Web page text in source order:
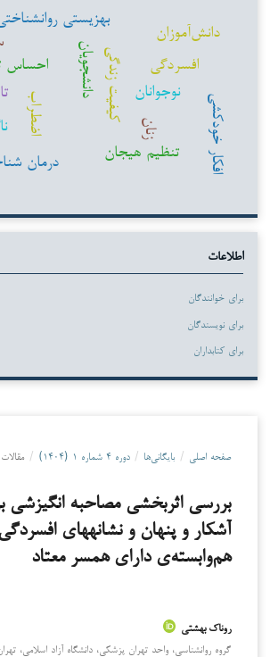
اضطراب
دانشجویانکیفیت زندگی نوجوانان
افسردگی
بهزیستی
دانش‌آموزان
زنان
تنظیم هیجان
درمان
احساس
افکار خودکشی
اطلاعات
برای خوانندگان
برای نویسندگان
برای کتابداران
صفحه اصلی / بایگانی‌ها / دوره ۴ شماره ۱ (۱۴۰۴) / مقالات
بررسی اثربخشی مصاحبه انگیزشی
آشکار و پنهان و نشانه­های
هم‌وابسته‌ی دارای همسر معتاد
روناک بهشتی
گروه روانشناسی، واحد تهران پزشکی، دانشگاه آزاد اسلامی،